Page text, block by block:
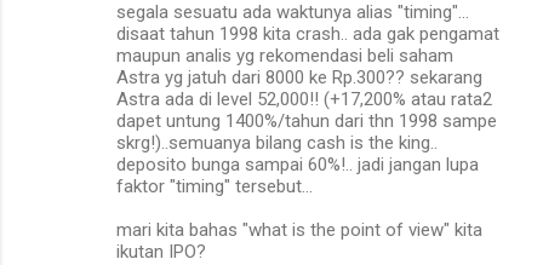
segala sesuatu ada waktunya alias "timing"...
disaat tahun 1998 kita crash.. ada gak pengamat
maupun analis yg rekomendasi beli saham
Astra yg jatuh dari 8000 ke Rp.300?? sekarang
Astra ada di level 52,000!! (+17,200% atau rata2
dapet untung 1400%/tahun dari thn 1998 sampe
skrg!)..semuanya bilang cash is the king..
deposito bunga sampai 60%!.. jadi jangan lupa
faktor "timing" tersebut...
mari kita bahas "what is the point of view" kita
ikutan IPO?